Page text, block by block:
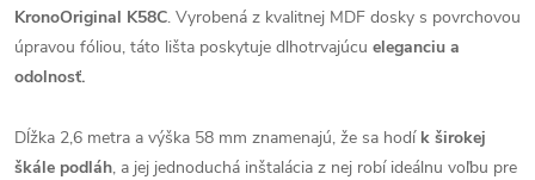
KronoOriginal K58C. Vyrobená z kvalitnej MDF dosky s povrchovou
úpravou fóliou, táto lišta poskytuje dlhotrvajúcu eleganciu a
odolnosť.
Dĺžka 2,6 metra a výška 58 mm znamenajú, že sa hodí k širokej
škále podláh, a jej jednoduchá inštalácia z nej robí ideálnu voľbu pre